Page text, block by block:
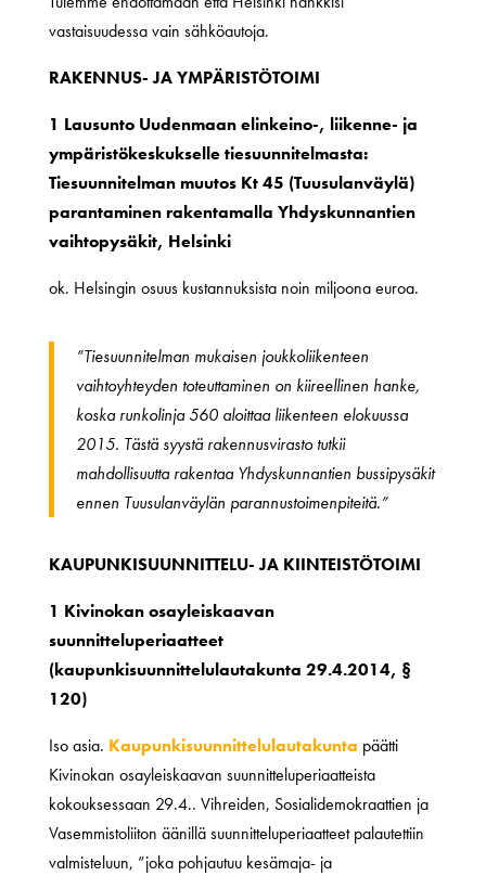
vastaisuudessa vain sähköautoja.
RAKENNUS- JA YMPÄRISTÖTOIMI
1 Lausunto Uudenmaan elinkeino-, liikenne- ja
ympäristökeskukselle tiesuunnitelmasta:
Tiesuunnitelman muutos Kt 45 (Tuusulanväylä)
parantaminen rakentamalla Yhdyskunnantien
vaihtopysäkit, Helsinki
ok. Helsingin osuus kustannuksista noin miljoona euroa.
”Tiesuunnitelman mukaisen joukkoliikenteen
vaihtoyhteyden toteuttaminen on kiireellinen hanke,
koska runkolinja 560 aloittaa liikenteen elokuussa
2015. Tästä syystä rakennusvirasto tutkii
mahdollisuutta rakentaa Yhdyskunnantien bussipysäkit
ennen Tuusulanväylän parannustoimenpiteitä.”
KAUPUNKISUUNNITTELU- JA KIINTEISTÖTOIMI
1 Kivinokan osayleiskaavan
suunnitteluperiaatteet
(kaupunkisuunnittelulautakunta 29.4.2014, §
120)
Iso asia. Kaupunkisuunnittelulautakunta päätti
Kivinokan osayleiskaavan suunnitteluperiaatteista
kokouksessaan 29.4.. Vihreiden, Sosialidemokraattien ja
Vasemmistoliiton äänillä suunnitteluperiaatteet palautettiin
valmisteluun, ”joka pohjautuu kesämaja- ja